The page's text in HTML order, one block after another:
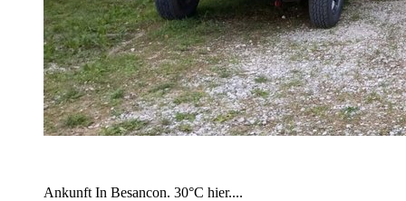
Ankunft In Besancon. 30°C hier....